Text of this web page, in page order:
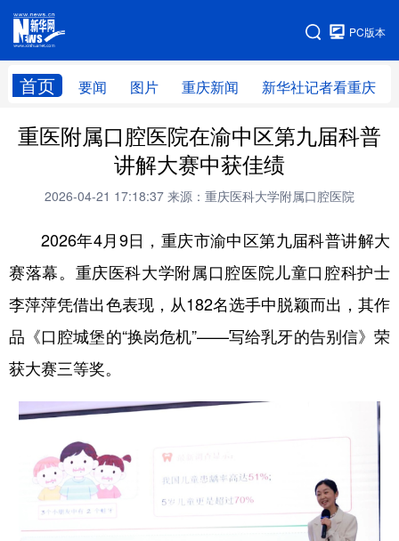
PC版本
首页 要闻 图片 重庆新闻 新华社记者看重庆
网站地图
重医附属口腔医院在渝中区第九届科普
讲解大赛中获佳绩
2026-04-21 17:18:37 来源：重庆医科大学附属口腔医院
2026年4月9日，重庆市渝中区第九届科普讲解大
赛落幕。重庆医科大学附属口腔医院儿童口腔科护士
李萍萍凭借出色表现，从182名选手中脱颖而出，其作
品《口腔城堡的“换岗危机”——写给乳牙的告别信》荣
获大赛三等奖。